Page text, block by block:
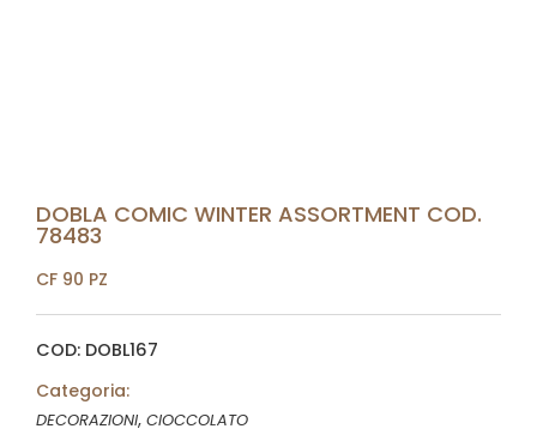
DOBLA COMIC WINTER ASSORTMENT COD.
78483
CF 90 PZ
COD: DOBL167
Categoria:
DECORAZIONI, CIOCCOLATO